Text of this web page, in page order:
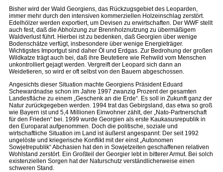
Bisher wird der Wald Georgiens, das Rückzugsgebiet des Leoparden,
immer mehr durch den intensiven kommerziellen Holzeinschlag zerstört.
Edelhölzer werden exportiert, um Devisen zu erwirtschaften. Der WWF stellt
auch fest, daß die Abholzung zur Brennholznutzung zu übermäßigem
Waldverlust führt. Hierbei ist zu bedenken, daß Georgien über wenige
Bodenschätze verfügt, insbesondere über wenige Energieträger.
Wichtigstes Importgut sind daher Öl und Erdgas. Zur Bedrohung der großen
Wildkatze trägt auch bei, daß ihre Beutetiere wie Rehwild vom Menschen
unkontrolliert gejagt werden. Vergreift der Leopard sich dann an
Weidetieren, so wird er oft selbst von den Bauern abgeschossen.
Angesichts dieser Situation machte Georgiens Präsident Eduard
Schewardnadse schon im Jahre 1997 zwanzig Prozent der gesamten
Landesfläche zu einem „Geschenk an die Erde“. Es soll in Zukunft ganz der
Natur zurückgegeben werden. 1994 trat das Gebirgsland, das etwa so groß
wie Bayern ist und 5,4 Millionen Einwohner zählt, der „Nato-Partnerschaft
für den Frieden“ bei. 1999 wurde Georgien als erste Kaukasusrepublik in
den Europarat aufgenommen. Doch die politische, soziale und
wirtschaftliche Situation im Land ist äußerst angespannt: Der seit 1992
ungelöste und kriegerische Konflikt mit der einst „Autonomen
Sowjetrepublik“ Abchasien hat den in Sowjetzeiten geschaffenen relativen
Wohlstand zerstört. Ein Großteil der Georgier lebt in bitterer Armut. Bei solch
existenziellen Sorgen hat der Naturschutz verständlicherweise einen
schweren Stand.